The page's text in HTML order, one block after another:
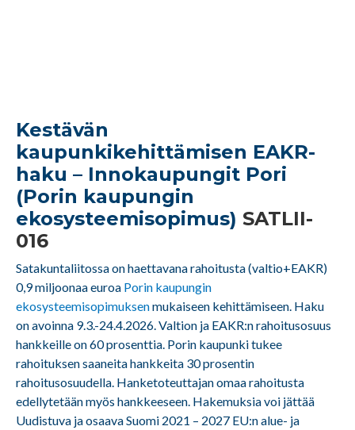
Kestävän
kaupunkikehittämisen EAKR-
haku – Innokaupungit Pori
(Porin kaupungin
ekosysteemisopimus) SATLII-
016
Satakuntaliitossa on haettavana rahoitusta (valtio+EAKR)
0,9 miljoonaa euroa Porin kaupungin
ekosysteemisopimuksenmukaiseen kehittämiseen. Haku
on avoinna 9.3.-24.4.2026. Valtion ja EAKR:n rahoitusosuus
hankkeille on 60 prosenttia. Porin kaupunki tukee
rahoituksen saaneita hankkeita 30 prosentin
rahoitusosuudella. Hanketoteuttajan omaa rahoitusta
edellytetään myös hankkeeseen. Hakemuksia voi jättää
Uudistuva ja osaava Suomi 2021 – 2027 EU:n alue- ja